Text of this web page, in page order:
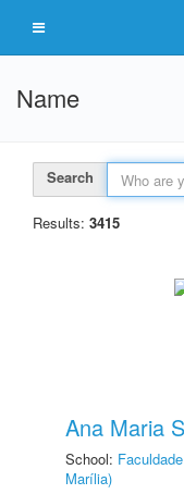
Name
Search
Results: 3415
Ana Maria
School:
Marília)